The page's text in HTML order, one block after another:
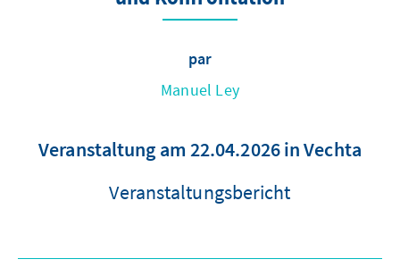
par
Manuel Ley
Veranstaltung am 22.04.2026 in Vechta
Veranstaltungsbericht